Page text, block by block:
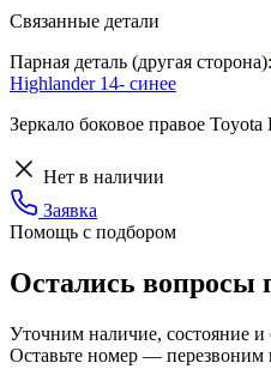
Связанные детали
Парная деталь (другая сторона):
Highlander 14- синее
Зеркало боковое правое
Нет в наличии
Заявка
Помощь с подбором
Остались вопросы
Уточним наличие, состояние
Оставьте номер — перезвоним